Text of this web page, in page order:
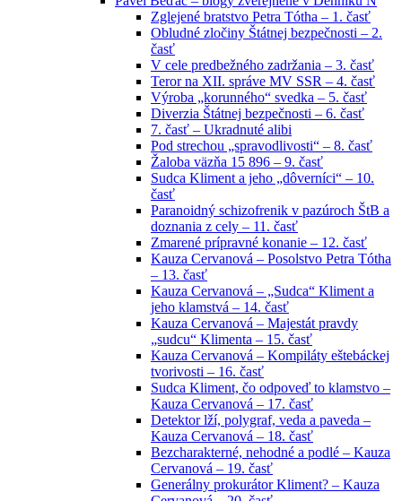
Zglejené bratstvo Petra Tótha – 1. časť
Obludné zločiny Štátnej bezpečnosti – 2.
časť
V cele predbežného zadržania – 3. časť
Teror na XII. správe MV SSR – 4. časť
Výroba „korunného“ svedka – 5. časť
Diverzia Štátnej bezpečnosti – 6. časť
7. časť – Ukradnuté alibi
Pod strechou „spravodlivosti“ – 8. časť
Žaloba väzňa 15 896 – 9. časť
Sudca Kliment a jeho „dôverníci“ – 10.
časť
Paranoidný schizofrenik v pazúroch ŠtB a
doznania z cely – 11. časť
Zmarené prípravné konanie – 12. časť
Kauza Cervanová – Posolstvo Petra Tótha
– 13. časť
Kauza Cervanová – „Sudca“ Kliment a
jeho klamstvá – 14. časť
Kauza Cervanová – Majestát pravdy
„sudcu“ Klimenta – 15. časť
Kauza Cervanová – Kompiláty eštebáckej
tvorivosti – 16. časť
Sudca Kliment, čo odpoveď to klamstvo –
Kauza Cervanová – 17. časť
Detektor lží, polygraf, veda a paveda –
Kauza Cervanová – 18. časť
Bezcharakterné, nehodné a podlé – Kauza
Cervanová – 19. časť
Generálny prokurátor Kliment? – Kauza